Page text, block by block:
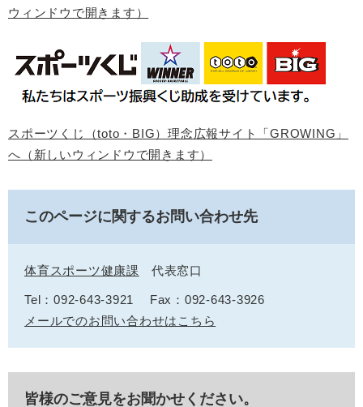
ウィンドウで開きます）
スポーツくじ（toto・BIG）理念広報サイト「GROWING」
へ（新しいウィンドウで開きます）
このページに関するお問い合わせ先
体育スポーツ健康課 代表窓口
Tel：092-643-3921
Fax：092-643-3926
メールでのお問い合わせはこちら
皆様のご意見をお聞かせください。